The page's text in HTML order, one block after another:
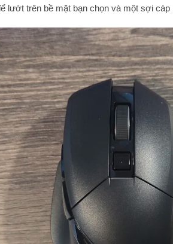
lướt trên bề mặt bạn chọn và một sợi